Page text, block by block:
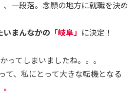
一段落。念願の地方に就職を決め
いまんなかの 「岐阜」 に決定！
ってしまいましたね。。。
て、私にとって大きな転機となる